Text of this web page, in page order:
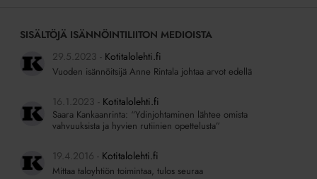
SISÄLTÖJÄ ISÄNNÖINTILIITON MEDIOISTA
29.5.2023
Kotitalolehti.fi
Vuoden isännöitsijä Anne Rintala johtaa arvot edellä
16.1.2023 Kotitalolehti.fi
Saara Kankaanrinta: “Ydinjohtaminen lähtee omista
vahvuuksista ja hyvien rutiinien opettelusta”
19.4.2016 Kotitalolehti.fi
Mittaa taloyhtiön toimintaa, tulos seuraa